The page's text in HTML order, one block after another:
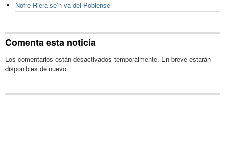
Nofre Riera se’n va del Poblense
Comenta esta noticia
Los comentarios están desactivados temporalmente. En breve estarán
disponibles de nuevo.